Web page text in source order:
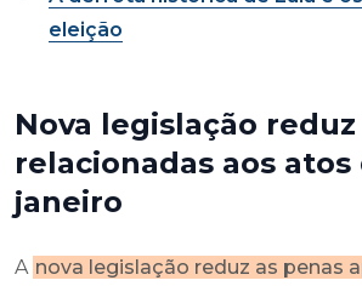
eleição
Nova legislação
relacionadas aos atos
janeiro
A nova legislação reduz as penas